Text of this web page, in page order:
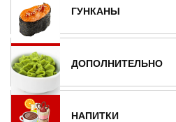
ГУНКАНЫ
ДОПОЛНИТЕЛЬНО
НАПИТКИ